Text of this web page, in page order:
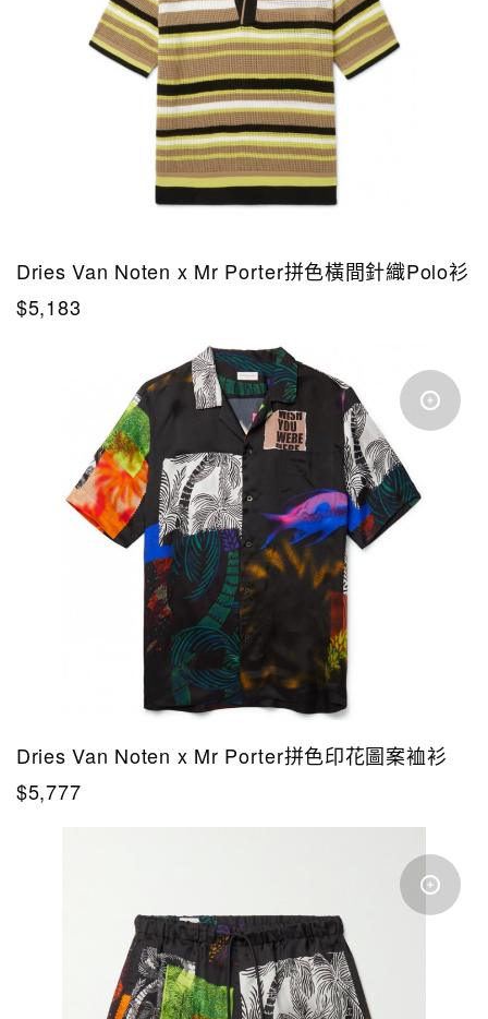
Dries Van Noten x Mr Porter拼色橫間針織Polo衫
$5,183
Dries Van Noten x Mr Porter拼色印花圖案裇衫
$5,777